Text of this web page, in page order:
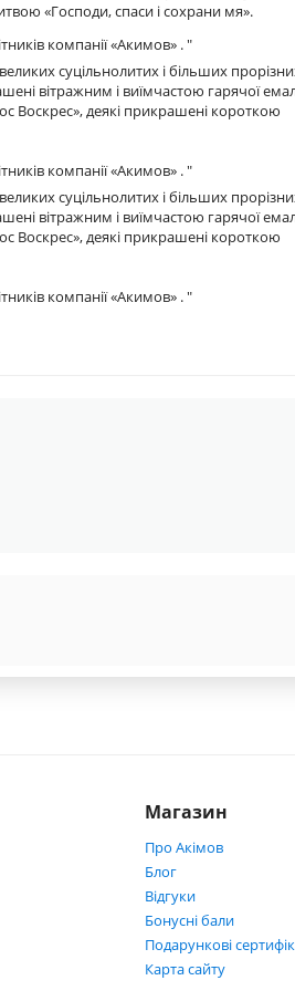
«Господи, спаси і сохрани мя».
компанії «Акимов» . "
суцільнолитих і більших
вітражним і виїмчастою гарячої
Воскрес», деякі прикрашені короткою
компанії «Акимов» . "
суцільнолитих і більших
вітражним і виїмчастою гарячої
Воскрес», деякі прикрашені короткою
компанії «Акимов» . "
Магазин
Про Акімов
Блог
Відгуки
Бонусні бали
Подарункові
Карта сайту